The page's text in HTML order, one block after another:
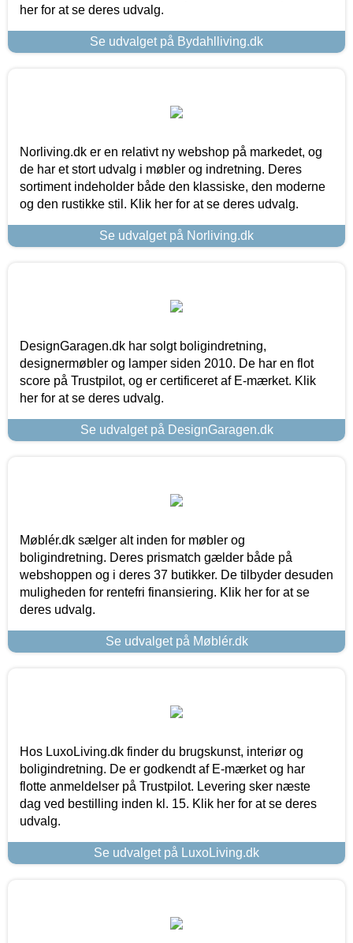
her for at se deres udvalg.
Se udvalget på Bydahlliving.dk
Norliving.dk er en relativt ny webshop på markedet, og
de har et stort udvalg i møbler og indretning. Deres
sortiment indeholder både den klassiske, den moderne
og den rustikke stil. Klik her for at se deres udvalg.
Se udvalget på Norliving.dk
DesignGaragen.dk har solgt boligindretning,
designermøbler og lamper siden 2010. De har en flot
score på Trustpilot, og er certificeret af E-mærket. Klik
her for at se deres udvalg.
Se udvalget på DesignGaragen.dk
Møblér.dk sælger alt inden for møbler og
boligindretning. Deres prismatch gælder både på
webshoppen og i deres 37 butikker. De tilbyder desuden
muligheden for rentefri finansiering. Klik her for at se
deres udvalg.
Se udvalget på Møblér.dk
Hos LuxoLiving.dk finder du brugskunst, interiør og
boligindretning. De er godkendt af E-mærket og har
flotte anmeldelser på Trustpilot. Levering sker næste
dag ved bestilling inden kl. 15. Klik her for at se deres
udvalg.
Se udvalget på LuxoLiving.dk